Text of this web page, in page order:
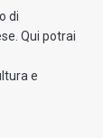
di
Qui potrai
e